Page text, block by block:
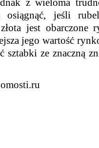
z wieloma
osiągnąć, jeśli
jest obarczone
jego wartość
sztabki ze znaczną